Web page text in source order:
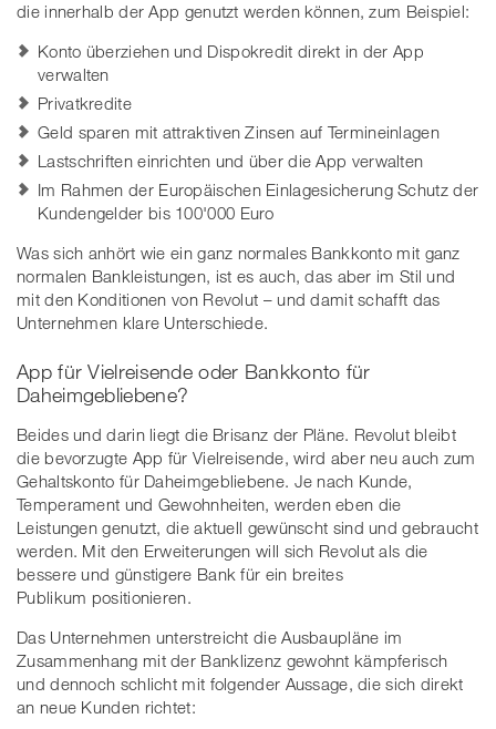
die innerhalb der App genutzt werden können, zum Beispiel:
Konto überziehen und Dispokredit direkt in der App
verwalten
Privatkredite
Geld sparen mit attraktiven Zinsen auf Termineinlagen
Lastschriften einrichten und über die App verwalten
Im Rahmen der Europäischen Einlagesicherung Schutz der
Kundengelder bis 100'000 Euro
Was sich anhört wie ein ganz normales Bankkonto mit ganz
normalen Bankleistungen, ist es auch, das aber im Stil und
mit den Konditionen von Revolut – und damit schafft das
Unternehmen klare Unterschiede.
App für Vielreisende oder Bankkonto für
Daheimgebliebene?
Beides und darin liegt die Brisanz der Pläne. Revolut bleibt
die bevorzugte App für Vielreisende, wird aber neu auch zum
Gehaltskonto für Daheimgebliebene. Je nach Kunde,
Temperament und Gewohnheiten, werden eben die
Leistungen genutzt, die aktuell gewünscht sind und gebraucht
werden. Mit den Erweiterungen will sich Revolut als die
bessere und günstigere Bank für ein breites
Publikum positionieren.
Das Unternehmen unterstreicht die Ausbaupläne im
Zusammenhang mit der Banklizenz gewohnt kämpferisch
und dennoch schlicht mit folgender Aussage, die sich direkt
an neue Kunden richtet: